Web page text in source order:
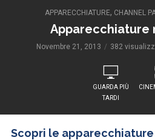
APPARECCHIATURE, CHANNEL
Apparecchiature
Novembre 21, 2013 382
GUARDA PIÙ
TARDI
Scopri le